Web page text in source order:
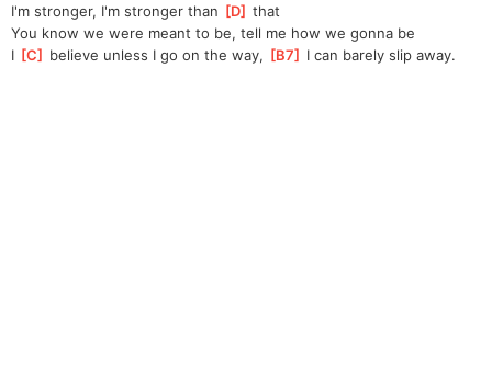
I'm stronger, I'm stronger than [D ] that
You know we were meant to be, tell me how we gonna be
I [C believe unless I go on the way, [B7 I can barely slip away.